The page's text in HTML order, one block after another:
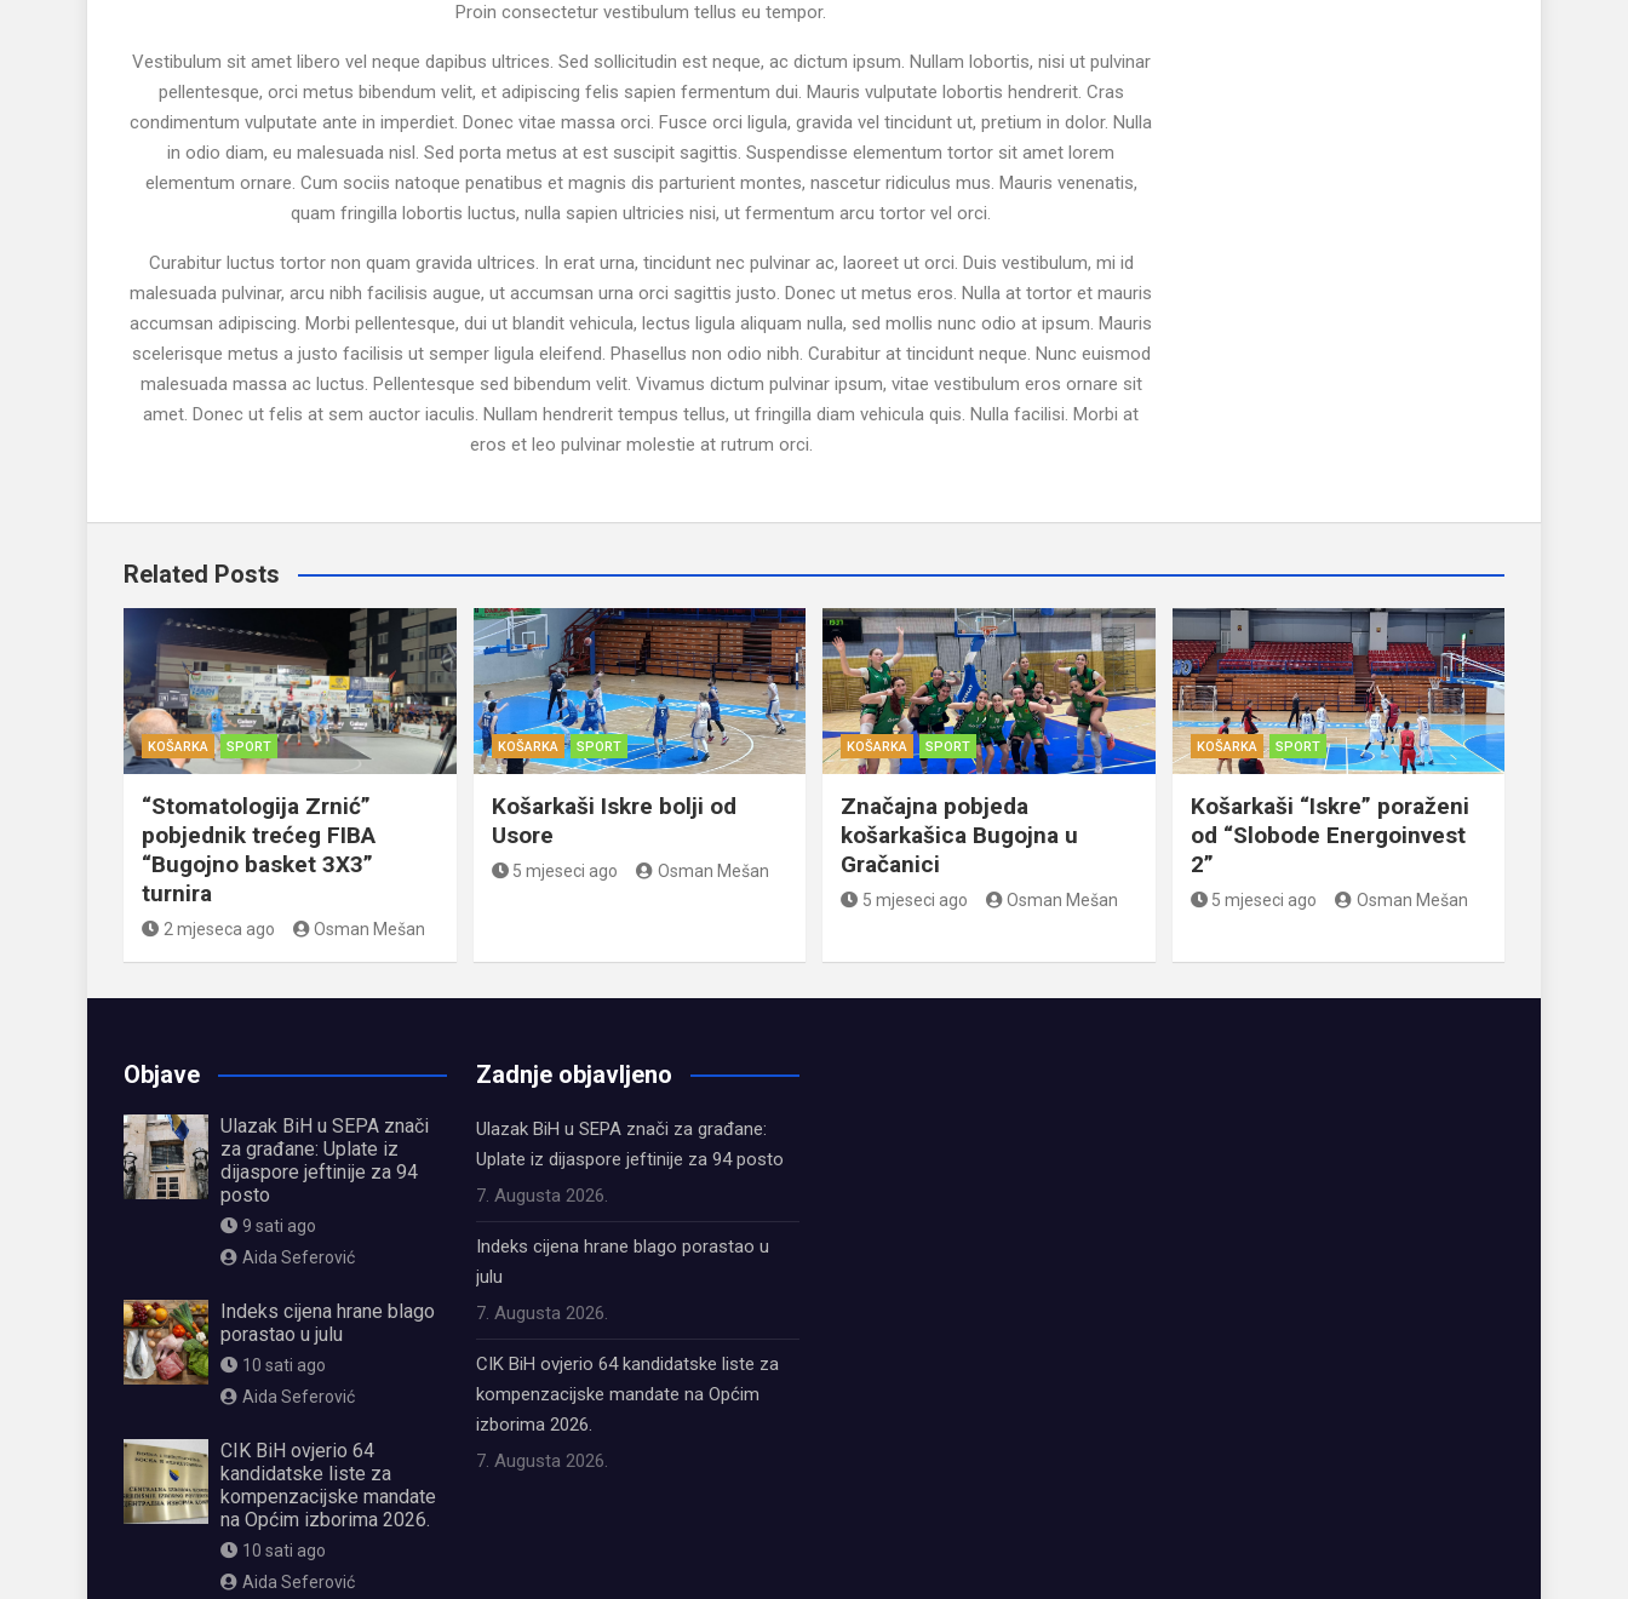
Proin consectetur vestibulum tellus eu tempor.
Vestibulum sit amet libero vel neque dapibus ultrices. Sed sollicitudin est neque, ac dictum ipsum. Nullam lobortis, nisi ut pulvinar
pellentesque, orci metus bibendum velit, et adipiscing felis sapien fermentum dui. Mauris vulputate lobortis hendrerit. Cras
condimentum vulputate ante in imperdiet. Donec vitae massa orci. Fusce orci ligula, gravida vel tincidunt ut, pretium in dolor. Nulla
in odio diam, eu malesuada nisl. Sed porta metus at est suscipit sagittis. Suspendisse elementum tortor sit amet lorem
elementum ornare. Cum sociis natoque penatibus et magnis dis parturient montes, nascetur ridiculus mus. Mauris venenatis,
quam fringilla lobortis luctus, nulla sapien ultricies nisi, ut fermentum arcu tortor vel orci.
Curabitur luctus tortor non quam gravida ultrices. In erat urna, tincidunt nec pulvinar ac, laoreet ut orci. Duis vestibulum, mi id
malesuada pulvinar, arcu nibh facilisis augue, ut accumsan urna orci sagittis justo. Donec ut metus eros. Nulla at tortor et mauris
accumsan adipiscing. Morbi pellentesque, dui ut blandit vehicula, lectus ligula aliquam nulla, sed mollis nunc odio at ipsum. Mauris
scelerisque metus a justo facilisis ut semper ligula eleifend. Phasellus non odio nibh. Curabitur at tincidunt neque. Nunc euismod
malesuada massa ac luctus. Pellentesque sed bibendum velit. Vivamus dictum pulvinar ipsum, vitae vestibulum eros ornare sit
amet. Donec ut felis at sem auctor iaculis. Nullam hendrerit tempus tellus, ut fringilla diam vehicula quis. Nulla facilisi. Morbi at
eros et leo pulvinar molestie at rutrum orci.
Related Posts
KOŠARKA SPORT
“Stomatologija Zrnić”
pobjednik trećeg FIBA
“Bugojno basket 3X3”
turnira
2 mjeseca ago Osman Mešan
KOŠARKA SPORT
Košarkaši Iskre bolji od
Usore
5 mjeseci ago Osman Mešan
KOŠARKA SPORT
Značajna pobjeda
košarkašica Bugojna u
Gračanici
5 mjeseci ago Osman Mešan
KOŠARKA SPORT
Košarkaši “Iskre” poraženi
od “Slobode Energoinvest
2”
5 mjeseci ago Osman Mešan
Objave
Ulazak BiH u SEPA znači
za građane: Uplate iz
dijaspore jeftinije za 94
posto
9 sati ago
Aida Seferović
Indeks cijena hrane blago
porastao u julu
10 sati ago
Aida Seferović
CIK BiH ovjerio 64
kandidatske liste za
kompenzacijske mandate
na Općim izborima 2026.
10 sati ago
Aida Seferović
Zadnje objavljeno
Ulazak BiH u SEPA znači za građane:
Uplate iz dijaspore jeftinije za 94 posto
7. Augusta 2026.
Indeks cijena hrane blago porastao u
julu
7. Augusta 2026.
CIK BiH ovjerio 64 kandidatske liste za
kompenzacijske mandate na Općim
izborima 2026.
7. Augusta 2026.